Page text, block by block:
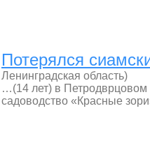
Потерялся
Ленинградская область)
…(14 лет) в
садоводство «Красные